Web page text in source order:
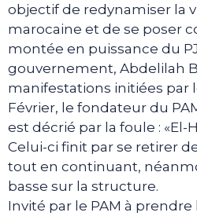
objectif de redynamiser la
marocaine et de se poser
montée en puissance du
gouvernement, Abdelilah
manifestations initiées par
Février, le fondateur du
est décrié par la foule : «El-
Celui-ci finit par se retirer
tout en continuant,
basse sur la structure.
Invité par le PAM à prendre